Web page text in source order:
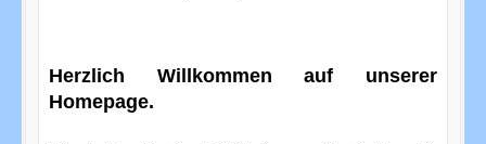
Herzlich Willkommen auf unserer
Homepage.